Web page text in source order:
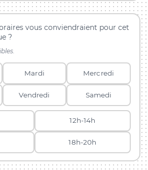
vous conviendraient pour cet
?
Mardi Mercredi
Vendredi Samedi
12h-14h
18h-20h